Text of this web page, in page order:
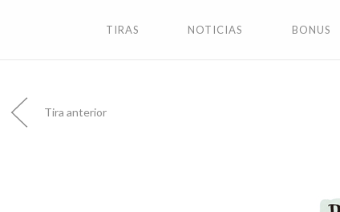
TIRAS NOTICIAS BONUS
Tira anterior